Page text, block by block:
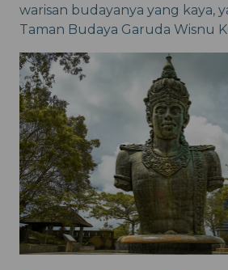
warisan budayanya yang kaya,
Taman Budaya Garuda Wisnu